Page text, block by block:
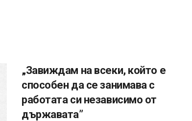
„Завиждам на всеки, който е
способен да се занимава с
работата си независимо от
държавата”